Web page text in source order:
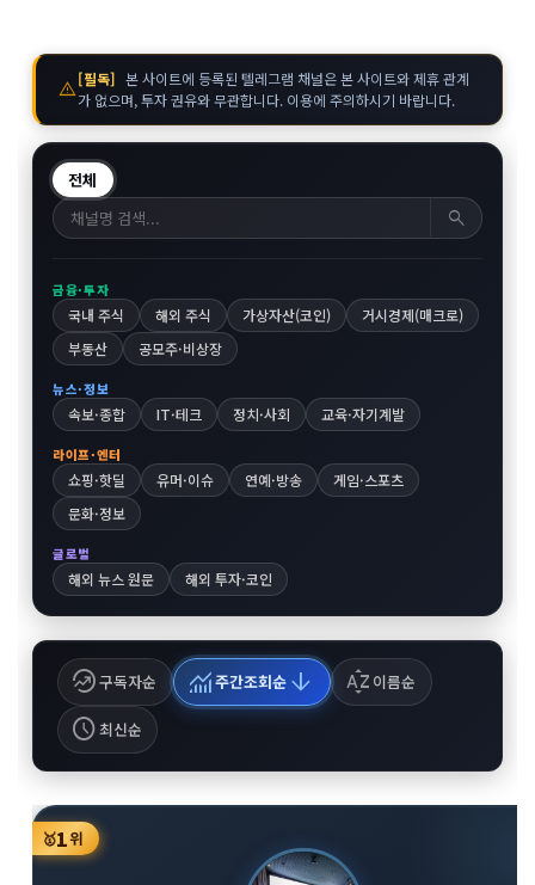
warning[필독] 본 사이트에 등록된 텔레그램 채널은 본 사이트와 제휴 관계
가 없으며, 투자 권유와 무관합니다. 이용에 주의하시기 바랍니다.
전체
search
금융·투자
국내 주식 해외 주식 가상자산(코인)
거시경제(매크로)
부동산
공모주·비상장
뉴스·정보
속보·종합 IT·테크 정치·사회 교육·자기계발
라이프·엔터
쇼핑·핫딜 유머·이슈 연예·방송
게임·스포츠
문화·정보
글로벌
해외 뉴스 원문 해외 투자·코인
whatshot구독자순 monitoring주간조회순 arrow_downward sort_by_alpha 이름순
schedule최신순
🥇1위